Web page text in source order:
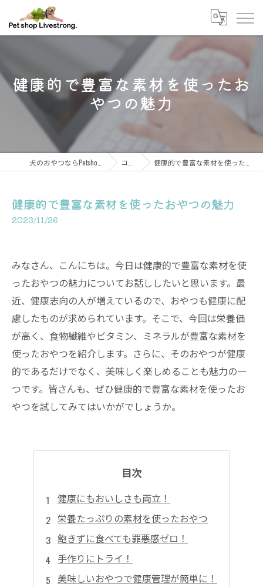
健康的で豊富な素材を使ったお
やつの魅力
コラム 健康的で豊富な素材を使ったおやつの魅力
健康的で豊富な素材を使ったおやつの魅力
2023/11/26
みなさん、こんにちは。今日は健康的で豊富な素材を使
ったおやつの魅力についてお話ししたいと思います。最
近、健康志向の人が増えているので、おやつも健康に配
慮したものが求められています。そこで、今回は栄養価
が高く、食物繊維やビタミン、ミネラルが豊富な素材を
使ったおやつを紹介します。さらに、そのおやつが健康
的であるだけでなく、美味しく楽しめることも魅力の一
つです。皆さんも、ぜひ健康的で豊富な素材を使ったお
やつを試してみてはいかがでしょうか。
目次
健康にもおいしさも両立！
栄養たっぷりの素材を使ったおやつ
飽きずに食べても罪悪感ゼロ！
手作りにトライ！
美味しいおやつで健康管理が簡単に！